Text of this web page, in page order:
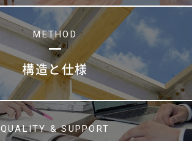
METHOD
構造と仕様
QUALITY & SUPPORT